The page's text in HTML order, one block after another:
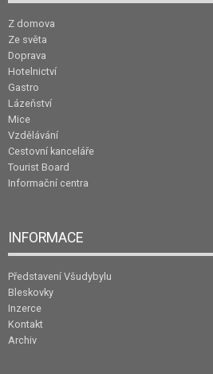
Z domova
Ze světa
Doprava
Hotelnictví
Gastro
Lázeňství
Mice
Vzdělávání
Cestovní kanceláře
Tourist Board
Informační centra
INFORMACE
Představení Všudybylu
Bleskovky
Inzerce
Kontakt
Archiv